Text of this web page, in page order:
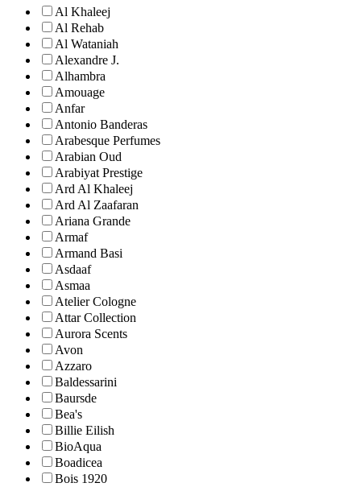
Al Khaleej
Al Rehab
Al Wataniah
Alexandre J.
Alhambra
Amouage
Anfar
Antonio Banderas
Arabesque Perfumes
Arabian Oud
Arabiyat Prestige
Ard Al Khaleej
Ard Al Zaafaran
Ariana Grande
Armaf
Armand Basi
Asdaaf
Asmaa
Atelier Cologne
Attar Collection
Aurora Scents
Avon
Azzaro
Baldessarini
Baursde
Bea's
Billie Eilish
BioAqua
Boadicea
Bois 1920